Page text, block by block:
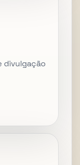
divulgação